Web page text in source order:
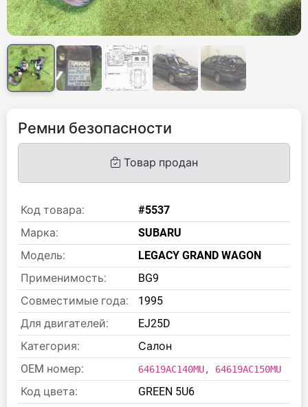
Ремни безопасности
Товар продан
Код товара:
#5537
Марка:
SUBARU
Модель:
LEGACY GRAND WAGON
Применимость:
BG9
Совместимые года:
1995
Для двигателей:
EJ25D
Категория:
Салон
OEM номер:
64619AC140MU, 64619AC150MU
Код цвета: GREEN 5U6